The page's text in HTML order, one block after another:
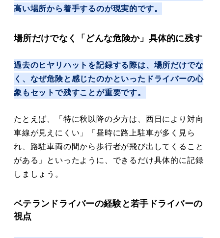
高い場所から着手するのが現実的です。
場所だけでなく「どんな危険か」具体的に残す
過去のヒヤリハットを記録する際は、場所だけでな
く、なぜ危険と感じたのかといったドライバーの心
象もセットで残すことが重要です。
たとえば、「特に秋以降の夕方は、西日により対向
車線が見えにくい」「昼時に路上駐車が多く見ら
れ、路駐車両の間から歩行者が飛び出してくること
がある」といったように、できるだけ具体的に記録
しましょう。
ベテランドライバーの経験と若手ドライバーの
視点